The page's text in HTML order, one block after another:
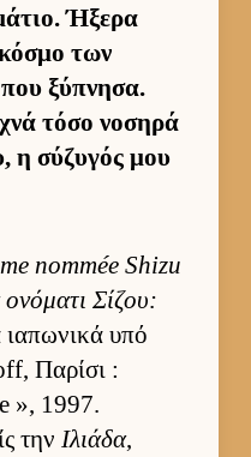
Ήξερα
των
ξύπνησα.
τόσο νοσηρά
η σύζυγός μου
nommée Shizu
Σίζου:
υπό
Παρίσι :
», 1997.
την Ιλιάδα,